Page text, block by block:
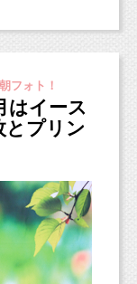
お友達が
ケットをし
う皆さまぜ
ょっとラン
タジオミル
ォト！
はイース
とプリン